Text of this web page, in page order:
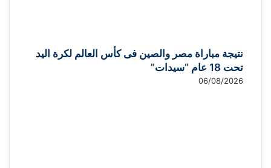
نتيجة مباراة مصر والصين فى كأس العالم لكرة اليد
تحت 18 عام “سيدات”
06/08/2026